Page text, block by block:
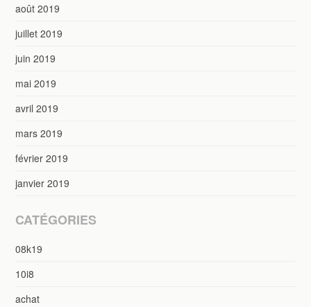
août 2019
juillet 2019
juin 2019
mai 2019
avril 2019
mars 2019
février 2019
janvier 2019
CATÉGORIES
08k19
10i8
achat